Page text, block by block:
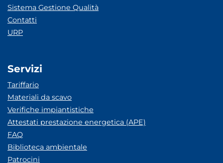
Sistema Gestione Qualità
Contatti
URP
Servizi
Tariffario
Materiali da scavo
Verifiche impiantistiche
Attestati prestazione energetica (APE)
FAQ
Biblioteca ambientale
Patrocini